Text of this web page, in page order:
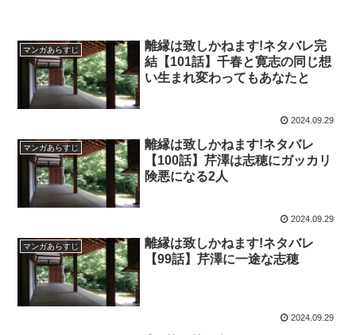
マンガあらすじ
離縁は致しかねます!ネタバレ完
結【101話】千春と寛志の同じ想
い生まれ変わってもあなたと
2024.09.29
マンガあらすじ
離縁は致しかねます!ネタバレ
【100話】芹澤は志穂にガッカリ
険悪になる2人
2024.09.29
マンガあらすじ
離縁は致しかねます!ネタバレ
【99話】芹澤に一途な志穂
2024.09.29